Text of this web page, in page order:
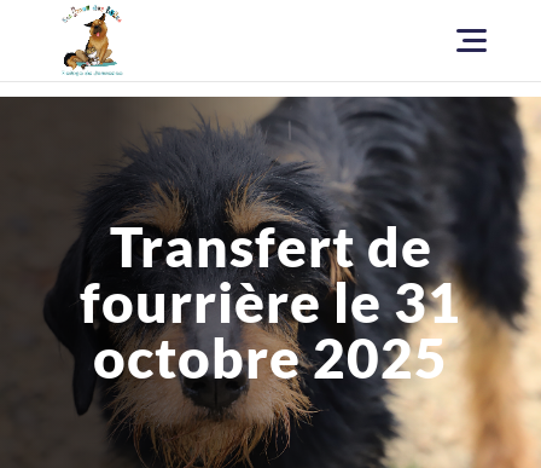
Transfert de
fourrière le 31
octobre 2025